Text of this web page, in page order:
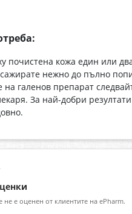
почистена кожа един или
нежно до пълно
на галенов препарат
За най-добри резултати
не е оценен от клиентите на ePharm.